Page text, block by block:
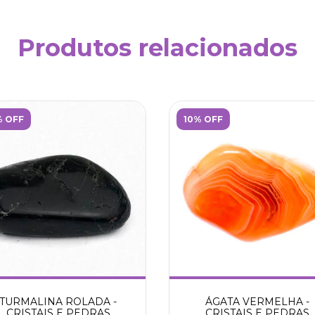
Produtos relacionados
OFF
TURMALINA ROLADA -
10% OFF
ÁGATA VERMELHA -